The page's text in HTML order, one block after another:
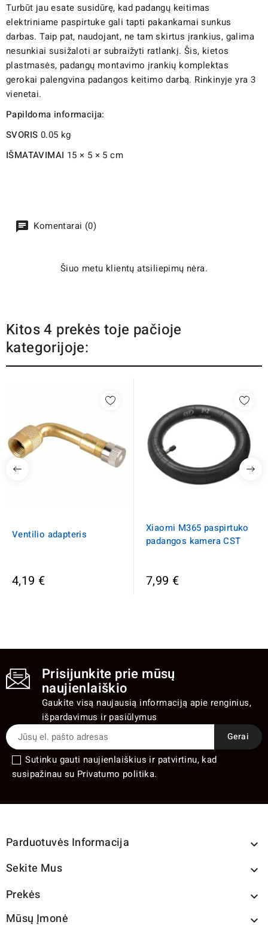
Turbūt jau esate susidūrę, kad padangų keitimas
elektriniame paspirtuke gali tapti pakankamai sunkus
darbas. Taip pat, naudojant, ne tam skirtus įrankius, galima
nesunkiai susižaloti ar subraižyti ratlankį. Šis, kietos
plastmasės, padangų montavimo įrankių komplektas
gerokai palengvina padangos keitimo darbą. Rinkinyje yra 3
vienetai.
Papildoma informacija:
SVORIS 0.05 kg
IŠMATAVIMAI 15 × 5 × 5 cm
Komentarai (0)
Šiuo metu klientų atsiliepimų nėra.
Kitos 4 prekės toje pačioje
kategorijoje:
Ventilio adapteris
4,19 €
Xiaomi M365 paspirtuko
padangos kamera CST
7,99 €
Prisijunkite prie mūsų
naujienlaiškio
Gaukite visą naujausią informaciją apie renginius,
išpardavimus ir pasiūlymus
Sutinku gauti naujienlaiškius ir patvirtinu, kad
susipažinau su Privatumo politika.
Parduotuvės Informacija 
Sekite Mus 
Prekės 
Mūsų Įmonė 